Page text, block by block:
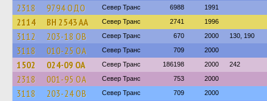
2318 9794 ОДО Север Транс 6988 1991
2114 BH 2543 AA Север Транс 2741 1996
3112 203-18 ОВ Север Транс 670 2000 130, 190
3118 010-25 ОА Север Транс 709 2000
1502 024-09 ОА Север Транс 186198 2000 242
2318 001-95 ОА Север Транс 753 2000
3118 203-24 ОВ Север Транс 709 2000